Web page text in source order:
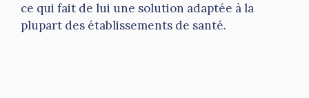
ce qui fait de lui une solution adaptée à la
plupart des établissements de santé.